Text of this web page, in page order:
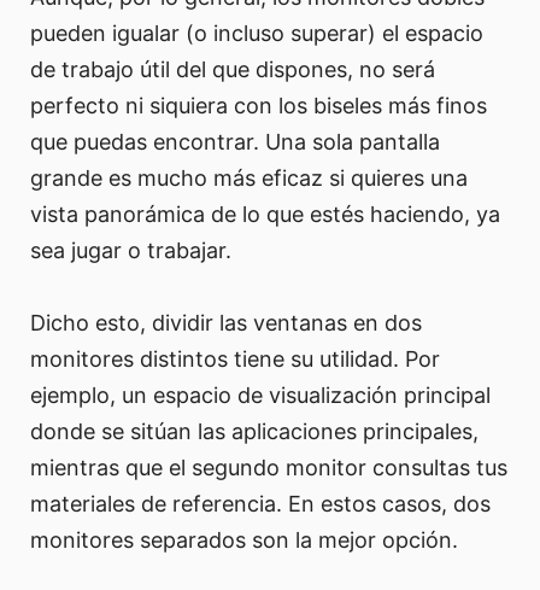
pueden igualar (o incluso superar) el espacio
de trabajo útil del que dispones, no será
perfecto ni siquiera con los biseles más finos
que puedas encontrar. Una sola pantalla
grande es mucho más eficaz si quieres una
vista panorámica de lo que estés haciendo, ya
sea jugar o trabajar.
Dicho esto, dividir las ventanas en dos
monitores distintos tiene su utilidad. Por
ejemplo, un espacio de visualización principal
donde se sitúan las aplicaciones principales,
mientras que el segundo monitor consultas tus
materiales de referencia. En estos casos, dos
monitores separados son la mejor opción.